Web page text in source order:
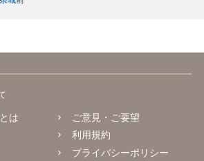
は
ご意見・ご要望
利用規約
プライバシーポリシー